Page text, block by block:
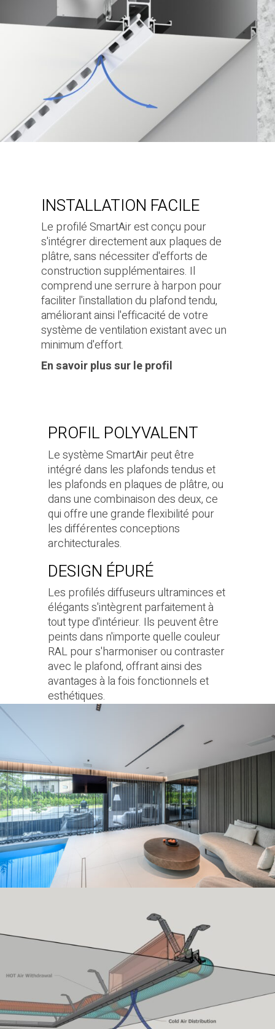
INSTALLATION FACILE
Le profilé SmartAir est conçu pour
s'intégrer directement aux plaques de
plâtre, sans nécessiter d'efforts de
construction supplémentaires. Il
comprend une serrure à harpon pour
faciliter l'installation du plafond tendu,
améliorant ainsi l'efficacité de votre
système de ventilation existant avec un
minimum d'effort.
En savoir plus sur le profil
PROFIL POLYVALENT
Le système SmartAir peut être
intégré dans les plafonds tendus et
les plafonds en plaques de plâtre, ou
dans une combinaison des deux, ce
qui offre une grande flexibilité pour
les différentes conceptions
architecturales.
DESIGN ÉPURÉ
Les profilés diffuseurs ultraminces et
élégants s'intègrent parfaitement à
tout type d'intérieur. Ils peuvent être
peints dans n'importe quelle couleur
RAL pour s'harmoniser ou contraster
avec le plafond, offrant ainsi des
avantages à la fois fonctionnels et
esthétiques.